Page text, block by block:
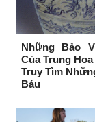
Những Bảo
Của Trung
Truy Tìm
Báu